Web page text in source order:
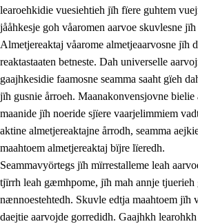
1. Lïerehtimmien aarvoevåarome
1.1 Almetjeaarvoe
1.2 Identiteete jïh kulturellen
1.3 Laejhtehks ussjedimmie jïh
1.4
Skaepiedimmievoeteaavoe,
goerehtimmievæljoe
1.5 Eatnemem krööhkestidh jïh
1.6 Demokratije jïh meatanårrome
learoehkidie vuesiehtieh jïh fïere guhtem
jååhkesje goh våaromen aarvoe skuvlesne jïh
Almetjereaktaj våarome almetjeaarvosne jïh
reaktastaaten betneste. Dah universelle
gaajhkesidie faamosne seamma saaht gïeh
jïh gusnie årroeh. Maanakonvensjovne bielie
maanide jïh noeride sjïere vaarjelimmiem
aktine almetjereaktajne årrodh, seamma
maahtoem almetjereaktaj bïjre lïeredh.
Seammavyörtegs jïh mïrrestalleme leah
tjïrrh leah gæmhpome, jïh mah annje tjuerieh
nænnoestehtedh. Skuvle edtja maahtoem jïh
daejtie aarvojde gorredidh. Gaajhkh